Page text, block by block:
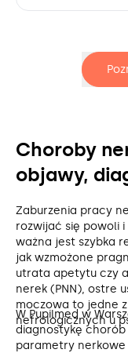
Choroby
objawy,
Zaburzenia pracy
rozwijać się powoli
ważna jest szybka
jak wzmożone
utrata apetytu czy
nerek (PNN), ostre
moczowa to jedne
nefrologicznych u
W Pupilmed w
diagnostykę
parametry nerkowe